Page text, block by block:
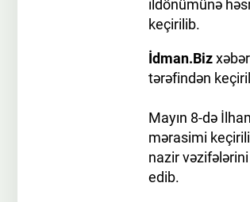
ildönümünə
keçirilib.
İdman.Biz
tərəfindən
Mayın 8-də
mərasimi
nazir
edib.